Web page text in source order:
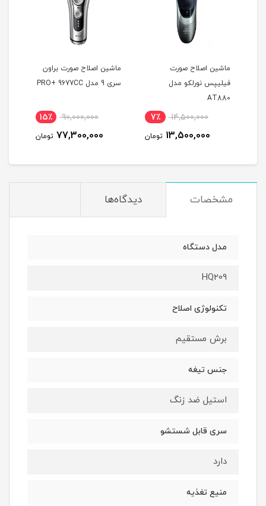
ماشین اصلاح صورت
فیلیپس نورلکو مدل
AT880
14,500,000 7٪
13,500,000 تومان
ماشین اصلاح صورت براون
سری 9 مدل PRO+ 9677CC
90,000,000 15٪
77,300,000 تومان
مشخصات دیدگاه‌ها
مدل دستگاه
HQ209
تکنولوژی اصلاح
برش مستقیم
جنس تیغه
استیل ضد زنگ
سری قابل شستشو
دارد
منیع تغذیه